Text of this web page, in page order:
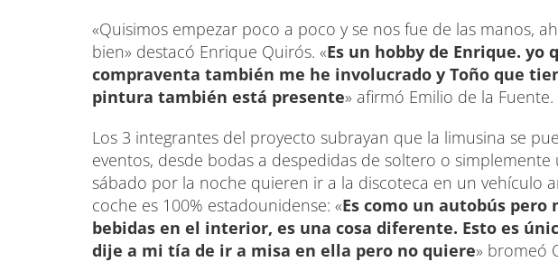
«Quisimos empezar poco a poco y se nos fue de las manos,
bien» destacó Enrique Quirós. «Es un hobby de Enrique. yo
compraventa también me he involucrado y Toño que
pintura también está presente» afirmó Emilio de la Fuente.
Los 3 integrantes del proyecto subrayan que la limusina se
eventos, desde bodas a despedidas de soltero o
sábado por la noche quieren ir a la discoteca en un vehículo
coche es 100% estadounidense: «Es como un autobús
bebidas en el interior, es una cosa diferente. Esto es
dije a mi tía de ir a misa en ella pero no quiere» bromeó